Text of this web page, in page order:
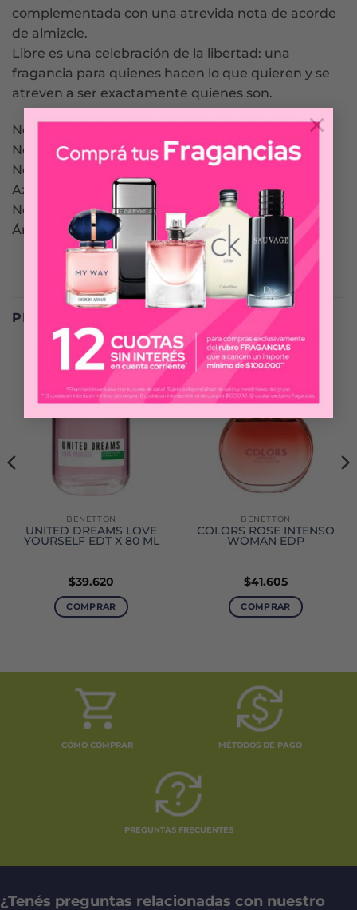
×
complementada con una atrevida nota de acorde
de almizcle.
Libre es una celebración de la libertad: una
fragancia para quienes hacen lo que quieren y se
atreven a ser exactamente quienes son.
Notas de Salida: Mandarina, Lavanda, Grosellas
Negras y Petit Grain.
Notas de Corazón: Jazmín, Lavanda y Flor de
Azahar del Naranjo.
Notas de Fondo: Vainilla de Madagascar, Cedro,
Ámbar Gris y Almizcle.
PRODUCTOS RELACIONADOS
BENETTON
UNITED DREAMS LOVE
YOURSELF EDT X 80 ML
$39.620
COMPRAR
BENETTON
COLORS ROSE INTENSO
WOMAN EDP
$41.605
COMPRAR
CÓMO COMPRAR MÉTODOS DE PAGO
PREGUNTAS FRECUENTES
¿Tenés preguntas relacionadas con nuestro